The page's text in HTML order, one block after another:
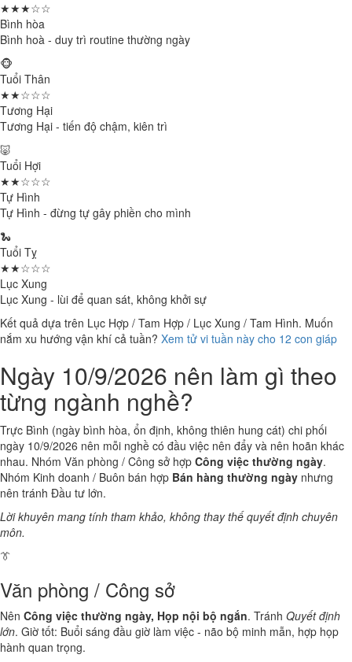
★★★☆☆
Bình hòa
Bình hoà - duy trì routine thường ngày
🐵
Tuổi Thân
★★☆☆☆
Tương Hại
Tương Hại - tiến độ chậm, kiên trì
🐷
Tuổi Hợi
★★☆☆☆
Tự Hình
Tự Hình - đừng tự gây phiền cho mình
🐍
Tuổi Tỵ
★★☆☆☆
Lục Xung
Lục Xung - lùi để quan sát, không khởi sự
Kết quả dựa trên Lục Hợp / Tam Hợp / Lục Xung / Tam Hình. Muốn
nắm xu hướng vận khí cả tuần? Xem tử vi tuần này cho 12 con giáp
Ngày 10/9/2026 nên làm gì theo
từng ngành nghề?
Trực Bình (ngày bình hòa, ổn định, không thiên hung cát) chi phối
ngày 10/9/2026 nên mỗi nghề có đầu việc nên đẩy và nên hoãn khác
nhau. Nhóm Văn phòng / Công sở hợp Công việc thường ngày.
Nhóm Kinh doanh / Buôn bán hợp Bán hàng thường ngày nhưng
nên tránh Đầu tư lớn.
Lời khuyên mang tính tham khảo, không thay thế quyết định chuyên
môn.
👔
Văn phòng / Công sở
Nên Công việc thường ngày, Họp nội bộ ngắn. Tránh Quyết định
lớn. Giờ tốt: Buổi sáng đầu giờ làm việc - não bộ minh mẫn, hợp họp
hành quan trọng.